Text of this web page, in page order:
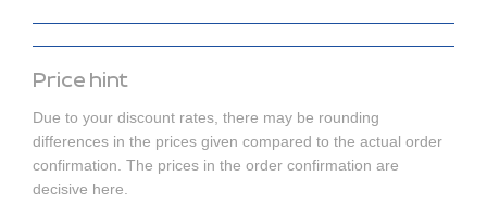
Price hint
Due to your discount rates, there may be rounding
differences in the prices given compared to the actual order
confirmation. The prices in the order confirmation are
decisive here.